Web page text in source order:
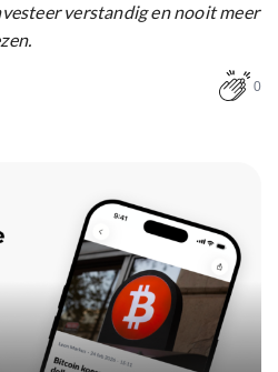
verstandig en nooit meer
0